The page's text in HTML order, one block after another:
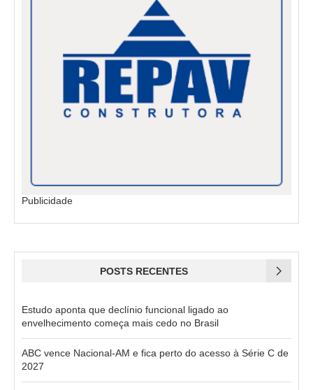
Publicidade
POSTS RECENTES
Estudo aponta que declínio funcional ligado ao
envelhecimento começa mais cedo no Brasil
ABC vence Nacional-AM e fica perto do acesso à Série C de
2027